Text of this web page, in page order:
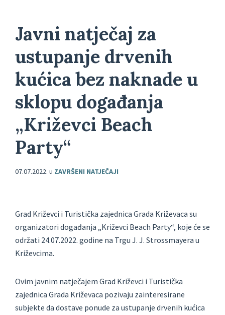
Javni natječaj za
ustupanje drvenih
kućica bez naknade u
sklopu događanja
„Križevci Beach
Party“
07.07.2022. u ZAVRŠENI NATJEČAJI
Grad Križevci i Turistička zajednica Grada Križevaca su
organizatori događanja „Križevci Beach Party“, koje će se
održati 24.07.2022. godine na Trgu J. J. Strossmayera u
Križevcima.
Ovim javnim natječajem Grad Križevci i Turistička
zajednica Grada Križevaca pozivaju zainteresirane
subjekte da dostave ponude za ustupanje drvenih kućica